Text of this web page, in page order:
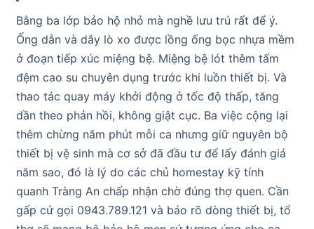
Bằng ba lớp bảo hộ nhỏ mà nghề lưu trú rất để ý.
Ống dẫn và dây lò xo được lồng ống bọc nhựa mềm
ở đoạn tiếp xúc miệng bệ. Miệng bệ lót thêm tấm
đệm cao su chuyên dụng trước khi luồn thiết bị. Và
thao tác quay máy khởi động ở tốc độ thấp, tăng
dần theo phản hồi, không giật cục. Ba việc cộng lại
thêm chừng năm phút mỗi ca nhưng giữ nguyên bộ
thiết bị vệ sinh mà cơ sở đã đầu tư để lấy đánh giá
năm sao, đó là lý do các chủ homestay kỹ tính
quanh Tràng An chấp nhận chờ đúng thợ quen. Cần
gấp cứ gọi 0943.789.121 và báo rõ dòng thiết bị, tổ